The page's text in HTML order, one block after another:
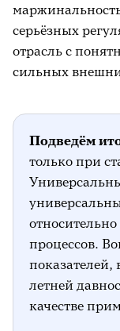
серьёзных
отрасль с
сильных
Подведём
только при
процессов.
показателей,
летней
качестве